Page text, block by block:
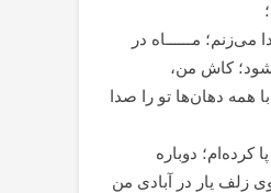
مــــــاه در
کاش من،
با همه‌ دهان‌ها تو را صدا
کرده‌ام؛ دوباره
بوی زلف یار در آبادی من